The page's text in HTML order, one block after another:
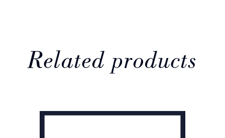
Related products